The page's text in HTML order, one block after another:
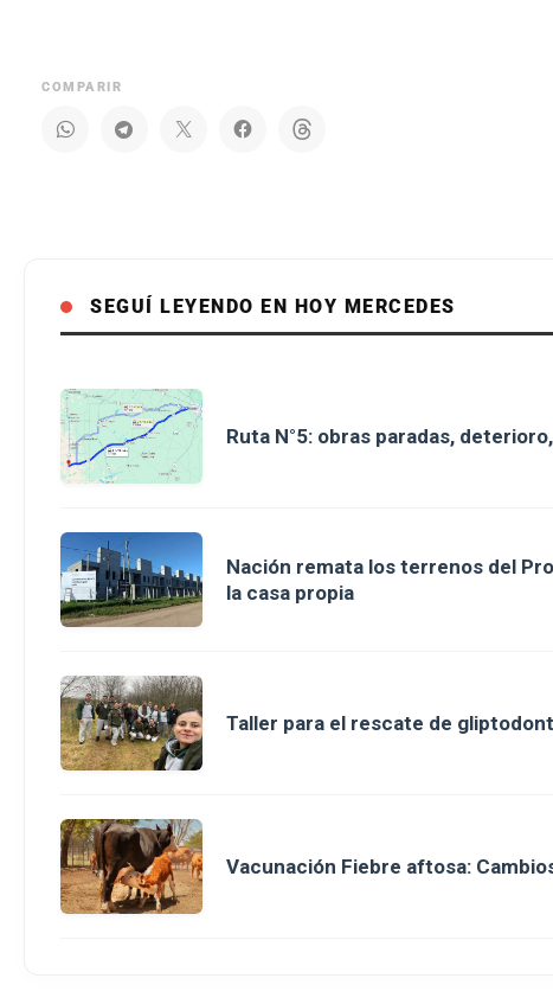
COMPARIR
SEGUÍ LEYENDO EN HOY MERCEDES
Ruta N°5: obras paradas,
Nación remata los terrenos del
la casa propia
Taller para el rescate de
Vacunación Fiebre aftosa: